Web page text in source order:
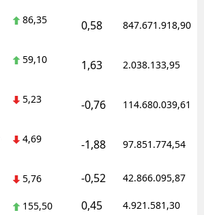
86,35 0,58 847.671.918,90
59,10 1,63 2.038.133,95
5,23 -0,76 114.680.039,61
4,69 -1,88 97.851.774,54
5,76 -0,52 42.866.095,87
155,50 0,45 4.921.581,30